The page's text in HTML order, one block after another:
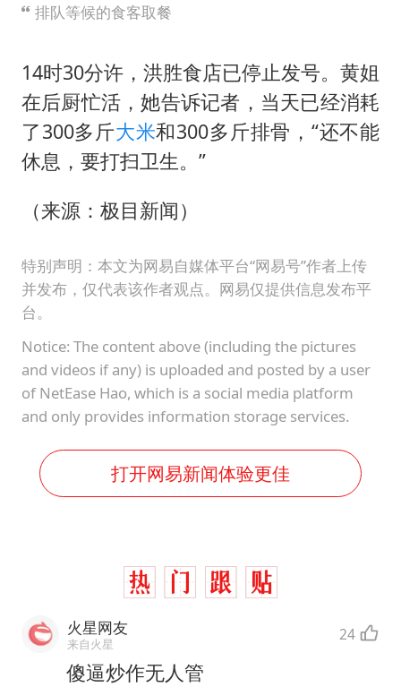
排队等候的食客取餐
14时30分许，洪胜食店已停止发号。黄姐
在后厨忙活，她告诉记者，当天已经消耗
了300多斤大米和300多斤排骨，“还不能
休息，要打扫卫生。”
（来源：极目新闻）
特别声明：本文为网易自媒体平台“网易号”作者上传
并发布，仅代表该作者观点。网易仅提供信息发布平
台。
Notice: The content above (including the pictures
and videos if any) is uploaded and posted by a user
of NetEase Hao, which is a social media platform
and only provides information storage services.
打开网易新闻体验更佳
火星网友
来自火星 24
傻逼炒作无人管